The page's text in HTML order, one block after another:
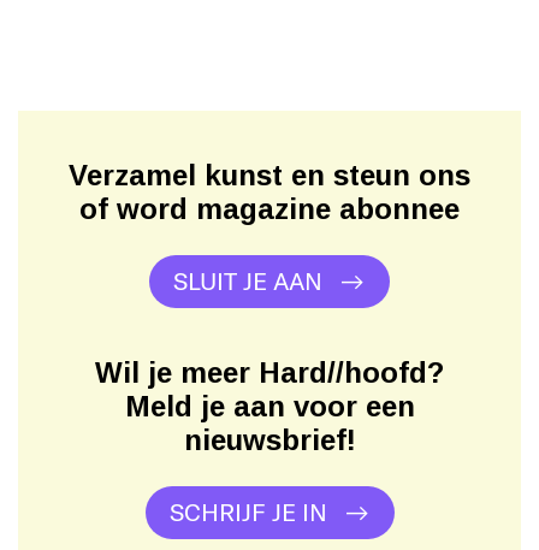
Verzamel kunst en steun ons
of word magazine abonnee
SLUIT JE AAN
Wil je meer Hard//hoofd?
Meld je aan voor een
nieuwsbrief!
SCHRIJF JE IN